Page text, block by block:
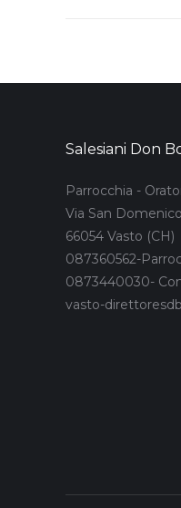
Salesiani Don
Parrocchia -
Via San
66054 Vasto (CH)
087360562-
0873440030-
vasto-